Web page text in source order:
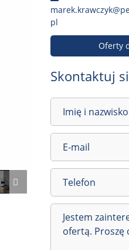
pl
Oferty
Skontaktuj